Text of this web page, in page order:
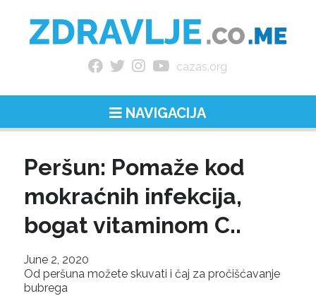
cazas.org
NAVIGACIJA
Peršun: Pomaže kod
mokraćnih infekcija,
bogat vitaminom C..
June 2, 2020
Od peršuna možete skuvati i čaj za pročišćavanje
bubrega